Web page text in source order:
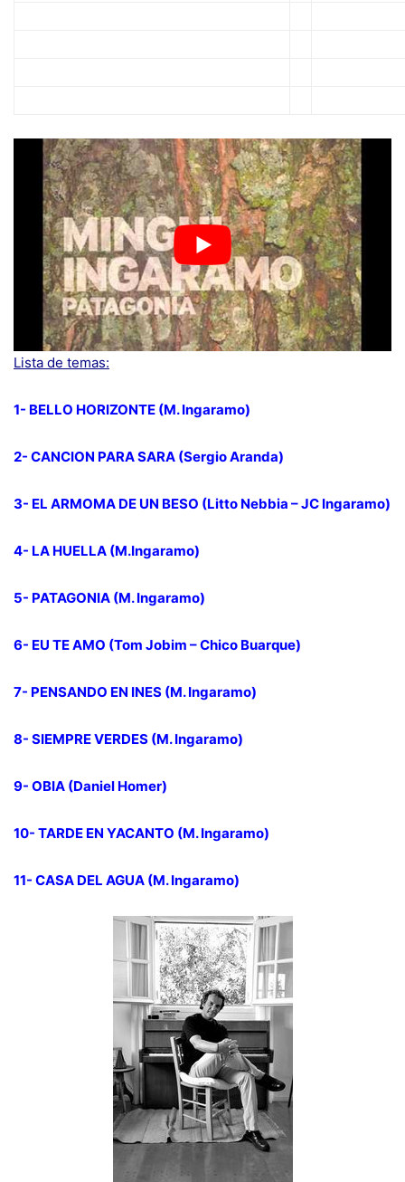
Lista de temas:
1- BELLO HORIZONTE (M. Ingaramo)
2- CANCION PARA SARA (Sergio Aranda)
3- EL ARMOMA DE UN BESO (Litto Nebbia – JC Ingaramo)
4- LA HUELLA (M.Ingaramo)
5- PATAGONIA (M. Ingaramo)
6- EU TE AMO (Tom Jobim – Chico Buarque)
7- PENSANDO EN INES (M. Ingaramo)
8- SIEMPRE VERDES (M. Ingaramo)
9- OBIA (Daniel Homer)
10- TARDE EN YACANTO (M. Ingaramo)
11- CASA DEL AGUA (M. Ingaramo)